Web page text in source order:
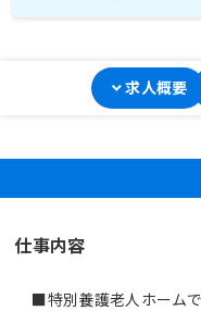
求人概要
仕事内容
■特別養護老人ホーム